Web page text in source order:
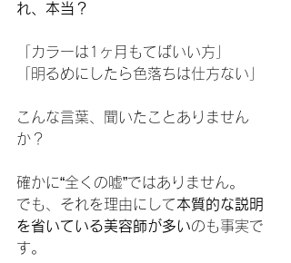
れ、本当？
「カラーは1ヶ月もてばいい方」
「明るめにしたら色落ちは仕方ない」
こんな言葉、聞いたことありません
か？
確かに“全くの嘘”ではありません。
でも、それを理由にして本質的な説明
を省いている美容師が多いのも事実で
す。